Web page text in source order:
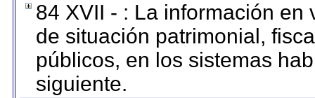
84 XVII - : La información
de situación patrimonial,
públicos, en los sistemas
siguiente.